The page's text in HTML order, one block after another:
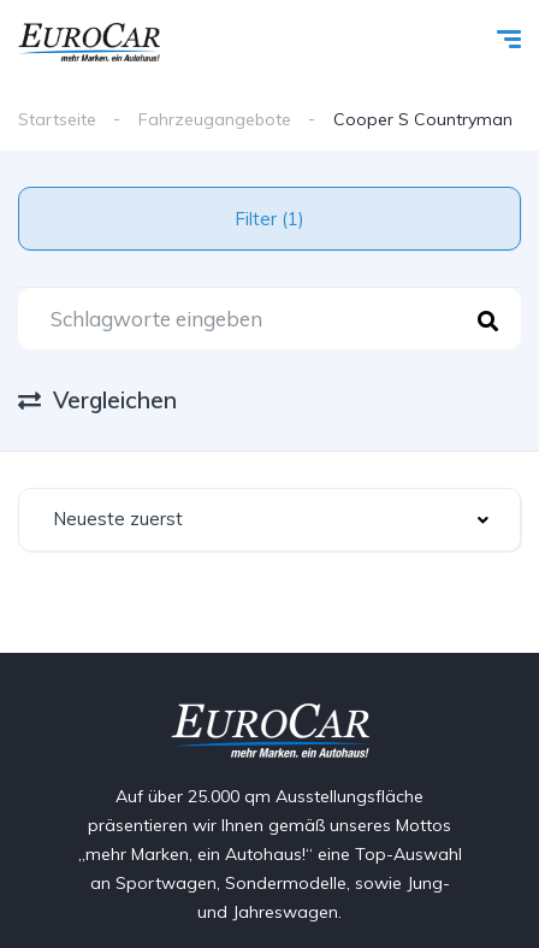
Startseite Fahrzeugangebote Cooper S Countryman
Filter (1)
Vergleichen
Neueste zuerst
Auf über 25.000 qm Ausstellungsfläche
präsentieren wir Ihnen gemäß unseres Mottos
„mehr Marken, ein Autohaus!“ eine Top-Auswahl
an Sportwagen, Sondermodelle, sowie Jung-
und Jahreswagen.